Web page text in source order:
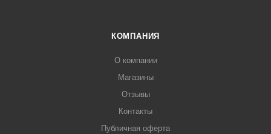
КОМПАНИЯ
О компании
Магазины
Отзывы
Контакты
Публичная оферта